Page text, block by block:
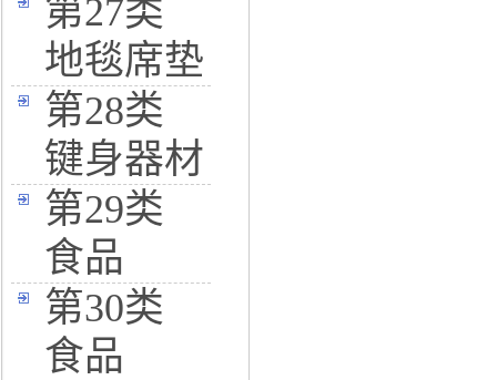
第27类
地毯席垫
第28类
键身器材
第29类
食品
第30类
食品